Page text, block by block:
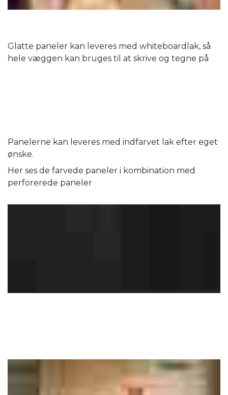
Glatte paneler kan leveres med whiteboardlak, så
hele væggen kan bruges til at skrive og tegne på
Panelerne kan leveres med indfarvet lak efter eget
ønske.
Her ses de farvede paneler i kombination med
perforerede paneler